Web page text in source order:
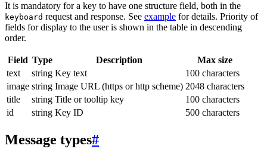
It is mandatory for a key to have one structure field, both in the
keyboard request and response. See example for details. Priority of
fields for display to the user is shown in the table in descending
order.
Field Type Description
Max size
text
string Key text
100 characters
image string Image URL (https or http scheme) 2048 characters
title
string Title or tooltip key
100 characters
id
string Key ID 500 characters
Message types#